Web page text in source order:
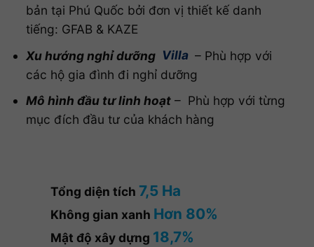
bản tại Phú Quốc bởi đơn vị thiết kế danh
tiếng: GFAB & KAZE
Xu hướng nghỉ dưỡng Villa – Phù hợp với
các hộ gia đình đi nghỉ dưỡng
Mô hình đầu tư linh hoạt – Phù hợp với từng
mục đích đầu tư của khách hàng
Tổng diện tích 7,5 Ha
Không gian xanh Hơn 80%
Mật độ xây dựng 18,7%